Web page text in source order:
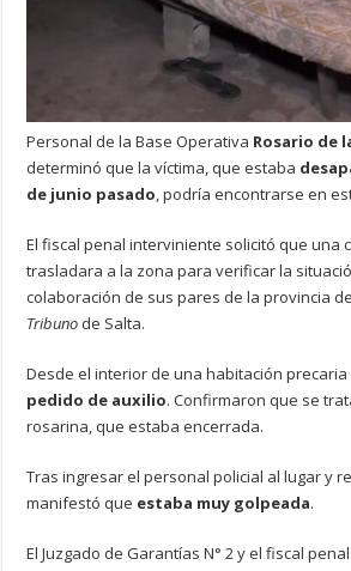
Personal de la Base Operativa Rosario de
determinó que la víctima, que estaba
de junio pasado, podría encontrarse en
El fiscal penal interviniente solicitó que una
trasladara a la zona para verificar la
colaboración de sus pares de la provincia
Tribuno de Salta.
Desde el interior de una habitación
pedido de auxilio. Confirmaron que se
rosarina, que estaba encerrada.
Tras ingresar el personal policial al lugar y
manifestó que estaba muy golpeada.
El Juzgado de Garantías N° 2 y el fiscal